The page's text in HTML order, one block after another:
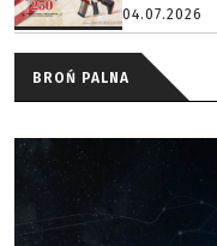
04.07.2026
BROŃ PALNA